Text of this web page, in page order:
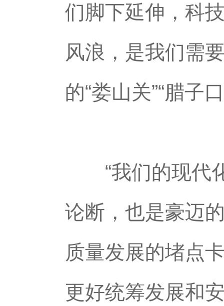
们脚下延伸，科
风浪，是我们需
的“娄山关”“腊子
“我们的现代化
论断，也是豪迈
质量发展的堵点
更好统筹发展和